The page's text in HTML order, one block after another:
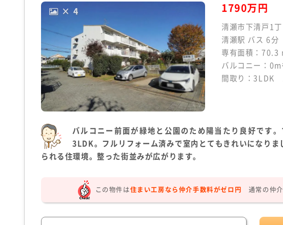
× 4 1790万円
清瀬市下清戸1
清瀬駅 バス 6分
専有面積：70.3
バルコニー：
間取り：3LDK
バルコニー前面が緑地と公園のため陽当たり良好です
3LDK。フルリフォーム済みで室内とてもきれいになり
られる住環境。整った街並みが広がります。
この物件は住まい工房なら仲介手数料がゼロ円 通常の仲